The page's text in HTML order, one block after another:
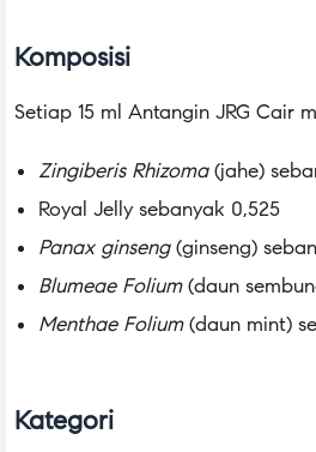
Komposisi
Setiap 15 ml Antangin JRG Cair
Zingiberis Rhizoma(jahe)
Royal Jelly sebanyak 0,525
Panax ginseng(ginseng)
Blumeae Folium(daun
Menthae Folium(daun mint)
Kategori